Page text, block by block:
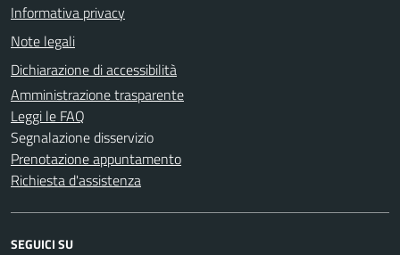
Informativa privacy
Note legali
Dichiarazione di accessibilità
Amministrazione trasparente
Leggi le FAQ
Segnalazione disservizio
Prenotazione appuntamento
Richiesta d'assistenza
SEGUICI SU